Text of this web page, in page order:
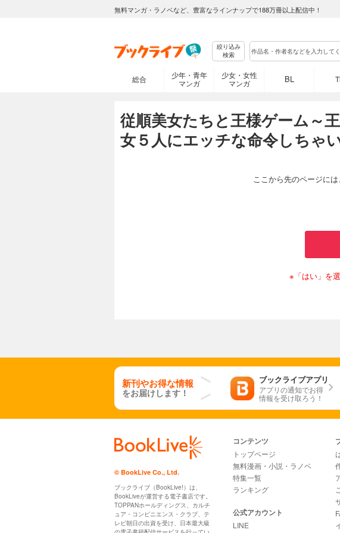
無料マンガ・ラノベなど、豊富なラインナップで188万冊以上配信中！
絞り込み
検索
総合
少年・青年
マンガ
少女・女性
マンガ
BL TL
従順美女たちと王様ゲーム～
女５人にエッチな命令しちゃ
ここから先のページに
※「はい」を
新刊やお得な情報
をお届けします！
ブックライブアプリ
アプリの通知でお得
情報を受け取ろう！
© BookLive Co., Ltd.
ブックライブ（BookLive!）は、
BookLiveが運営する電子書店です。
TOPPANホールディングス、カルチ
ュア・コンビニエンス・クラブ、テ
レビ朝日の出資を受け、日本最大級
コンテンツ
トップページ
無料漫画・小説・ラノベ
特集一覧
ランキング
公式アカウント
LINE